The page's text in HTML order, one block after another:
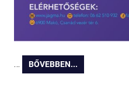
… BŐVEBBEN...